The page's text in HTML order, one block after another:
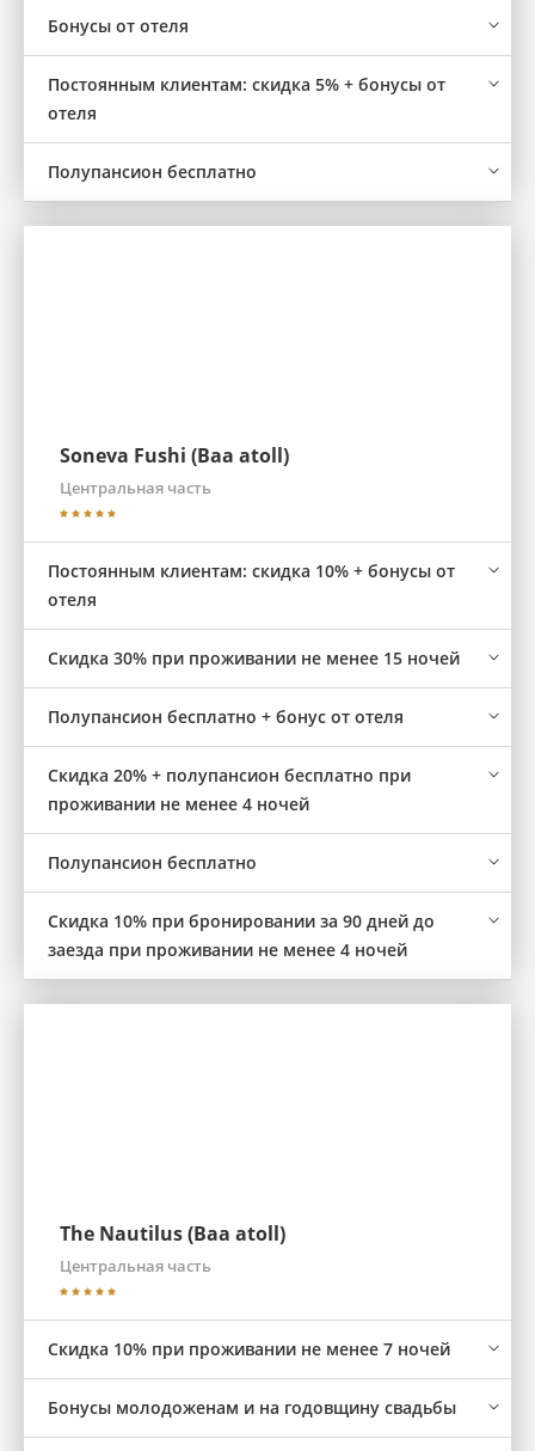
Бонусы от отеля
Постоянным клиентам: скидка 5% + бонусы от
отеля
Полупансион бесплатно
Soneva Fushi (Baa atoll)
Центральная часть
Постоянным клиентам: скидка 10% + бонусы от
отеля
Скидка 30% при проживании не менее 15 ночей
Полупансион бесплатно + бонус от отеля
Скидка 20% + полупансион бесплатно при
проживании не менее 4 ночей
Полупансион бесплатно
Скидка 10% при бронировании за 90 дней до
заезда при проживании не менее 4 ночей
The Nautilus (Baa atoll)
Центральная часть
Скидка 10% при проживании не менее 7 ночей
Бонусы молодоженам и на годовщину свадьбы